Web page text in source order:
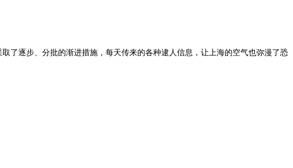
了逐步、分批的渐进措施，每天传来的各种逮人信息，让上海的空气也弥漫了恐